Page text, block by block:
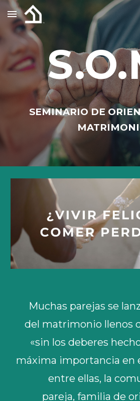
Skip to main content
SEMINARIO DE
Muchas parejas se
del matrimonio llenos
«sin los deberes
máxima importancia en
entre ellas, la
pareja, familia de